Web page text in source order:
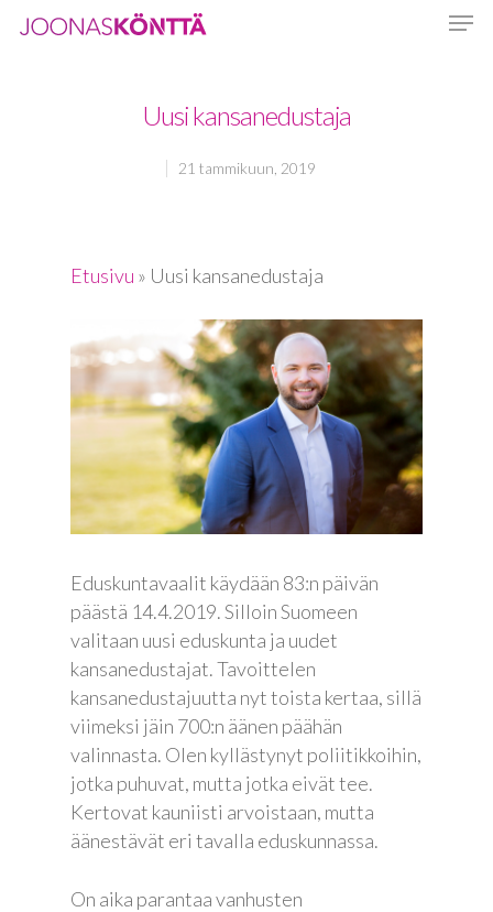
Uusi kansanedustaja
21 tammikuun, 2019
Etusivu » Uusi kansanedustaja
Eduskuntavaalit käydään 83:n päivän
päästä 14.4.2019. Silloin Suomeen
valitaan uusi eduskunta ja uudet
kansanedustajat. Tavoittelen
kansanedustajuutta nyt toista kertaa, sillä
viimeksi jäin 700:n äänen päähän
valinnasta. Olen kyllästynyt poliitikkoihin,
jotka puhuvat, mutta jotka eivät tee.
Kertovat kauniisti arvoistaan, mutta
äänestävät eri tavalla eduskunnassa.
On aika parantaa vanhusten